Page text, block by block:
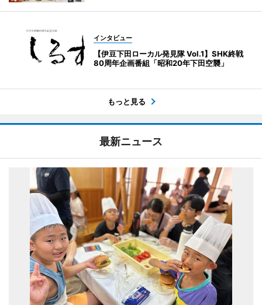
インタビュー
【伊豆下田ローカル発見隊 Vol.1】SHK終戦
80周年企画番組「昭和20年下田空襲」
もっと見る
最新ニュース